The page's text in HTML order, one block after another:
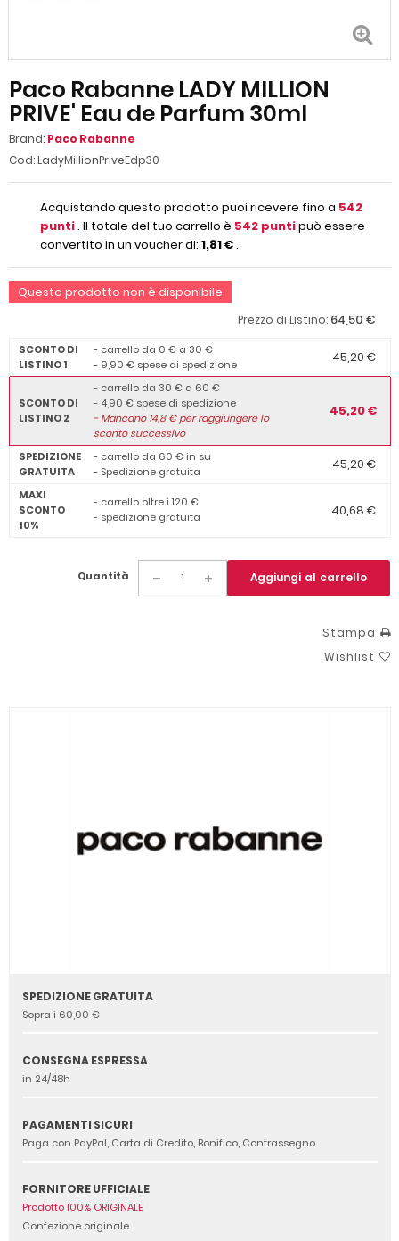
Paco Rabanne LADY MILLION
PRIVE' Eau de Parfum 30ml
Brand: Paco Rabanne
Cod:LadyMillionPriveEdp30
Acquistando questo prodotto puoi ricevere fino a 542
punti. Il totale del tuo carrello è 542 puntipuò essere
convertito in un voucher di: 1,81 €.
Questo prodotto non è disponibile
Prezzo di Listino: 64,50 €
SCONTO DI
LISTINO 1
- carrello da 0 € a 30 €
- 9,90 € spese di spedizione
45,20 €
SCONTO DI
LISTINO 2
- carrello da 30 € a 60 €
- 4,90 € spese di spedizione
-Mancano14,8€ per raggiungere lo
sconto successivo
45,20 €
SPEDIZIONE
GRATUITA
- carrello da 60 € in su
- Spedizione gratuita
45,20 €
MAXI
SCONTO
10%
- carrello oltre i 120 €
- spedizione gratuita
40,68 €
Quantità Aggiungi al carrello
Stampa
Wishlist
SPEDIZIONE GRATUITA
Sopra i 60,00 €
CONSEGNA ESPRESSA
in 24/48h
PAGAMENTI SICURI
Paga con PayPal, Carta di Credito, Bonifico, Contrassegno
FORNITORE UFFICIALE
Prodotto 100% ORIGINALE
Confezione originale